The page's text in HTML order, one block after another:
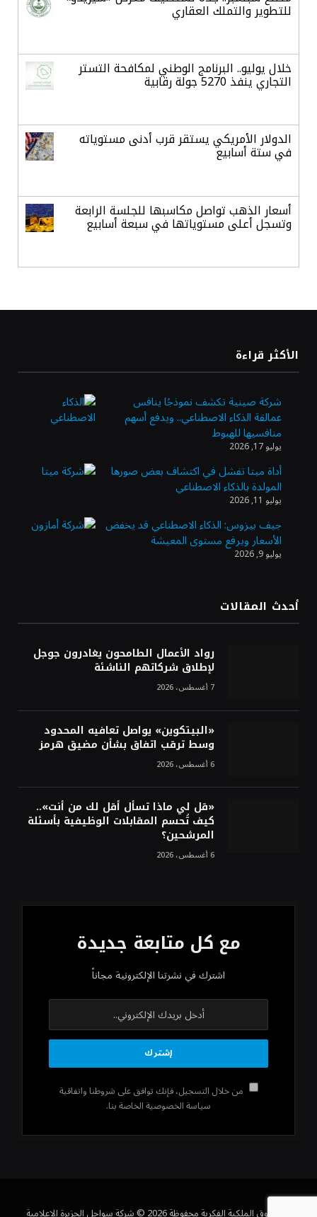
للتطوير والتملك العقاري
خلال يوليو.. البرنامج الوطني لمكافحة التستر
التجاري ينفذ 5270 جولة رقابية
الدولار الأمريكي يستقر قرب أدنى مستوياته
في ستة أسابيع
أسعار الذهب تواصل مكاسبها للجلسة الرابعة
وتسجل أعلى مستوياتها في سبعة أسابيع
«طيران الرياض» يدشن أولى رحلاته إلى مومباي
ويضيف الوجهة التشغيلية الثامنة
وزير الاستثمار: الموافقة على رخصة مزاولة
الأنشطة المالية عابرة الحدود تطوير للبيئة
الاستثمارية
الذهب يسجل أعلى مستوى في أسبوعين بدعم
من تراجع الدولار
الدولار الأمريكي يتراجع قرب أدنى مستوياته
ترقب تطورات الوساطة بشأن الحرب
الأكثر قراءة
شركة صينية تكشف نموذجًا ينافس
عمالقة الذكاء الاصطناعي.. ويدفع أسهم
منافسيها للهبوط
يوليو 17, 2026
أداة ميتا تفشل في اكتشاف بعض صورها
المولدة بالذكاء الاصطناعي
يوليو 11, 2026
جيف بيزوس: الذكاء الاصطناعي قد يخفض
الأسعار ويرفع مستوى المعيشة
يوليو 9, 2026
أحدث المقالات
رواد الأعمال الطامحون يغادرون جوجل
لإطلاق شركاتهم الناشئة
7 أغسطس، 2026
«البيتكوين» يواصل تعافيه المحدود
وسط ترقب اتفاق بشأن مضيق هرمز
6 أغسطس، 2026
«قل لي ماذا تسأل أقل لك من أنت»..
كيف تُحسم المقابلات الوظيفية بأسئلة
المرشحين؟
6 أغسطس، 2026
مع كل متابعة جديدة
اشترك في نشرتنا الإلكترونية مجاناً
من خلال التسجيل، فإنك توافق على شروطنا واتفاقية
سياسة الخصوصية الخاصة بنا.